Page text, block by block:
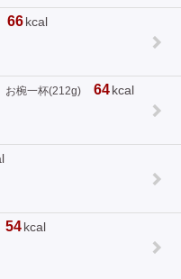
66kcal
お椀一杯(212g) 64kcal
54kcal